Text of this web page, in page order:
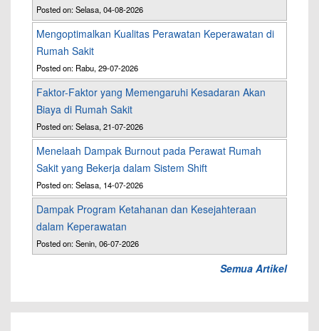
Posted on: Selasa, 04-08-2026
Mengoptimalkan Kualitas Perawatan Keperawatan di
Rumah Sakit
Posted on: Rabu, 29-07-2026
Faktor-Faktor yang Memengaruhi Kesadaran Akan
Biaya di Rumah Sakit
Posted on: Selasa, 21-07-2026
Menelaah Dampak Burnout pada Perawat Rumah
Sakit yang Bekerja dalam Sistem Shift
Posted on: Selasa, 14-07-2026
Dampak Program Ketahanan dan Kesejahteraan
dalam Keperawatan
Posted on: Senin, 06-07-2026
Semua Artikel